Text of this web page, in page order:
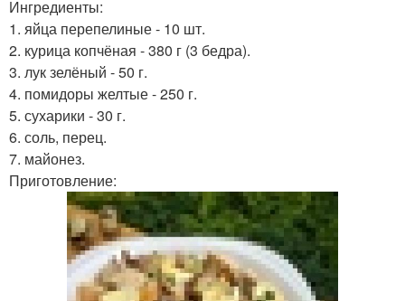
Ингредиенты:
1. яйца перепелиные - 10 шт.
2. курица копчёная - 380 г (3 бедра).
3. лук зелёный - 50 г.
4. помидоры желтые - 250 г.
5. сухарики - 30 г.
6. соль, перец.
7. майонез.
Приготовление: